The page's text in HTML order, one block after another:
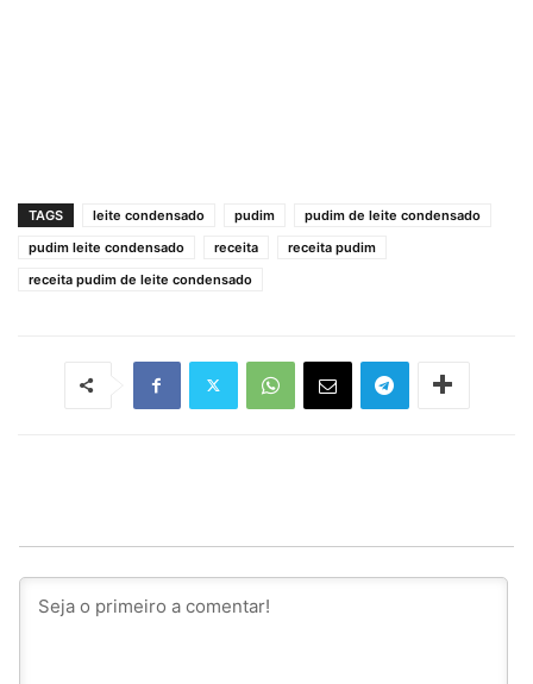
TAGS leite condensado pudim
pudim de leite condensado
pudim leite condensado
receita
receita pudim
receita pudim de leite condensado